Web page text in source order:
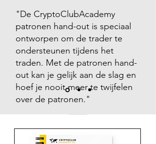
"De CryptoClubAcademy
patronen hand-out is speciaal
ontworpen om de trader te
ondersteunen tijdens het
traden. Met de patronen hand-
out kan je gelijk aan de slag en
hoef je nooit meer te twijfelen
over de patronen."